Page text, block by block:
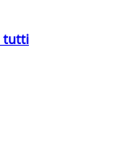
tutti